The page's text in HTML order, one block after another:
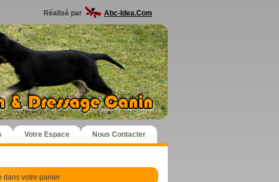
Réalisé par Abc-Idea.Com
Votre Espace Nous Contacter
dans votre panier